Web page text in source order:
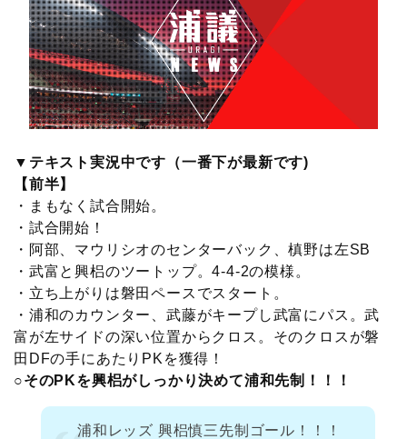
b
o
o
t
e
r
n
a
n
o
▼テキスト実況中です（一番下が最新です)
【前半】
・まもなく試合開始。
・試合開始！
・阿部、マウリシオのセンターバック、槙野は左SB
・武富と興梠のツートップ。4-4-2の模様。
・立ち上がりは磐田ペースでスタート。
・浦和のカウンター、武藤がキープし武富にパス。武
富が左サイドの深い位置からクロス。そのクロスが磐
田DFの手にあたりPKを獲得！
○そのPKを興梠がしっかり決めて浦和先制！！！
浦和レッズ 興梠慎三先制ゴール！！！